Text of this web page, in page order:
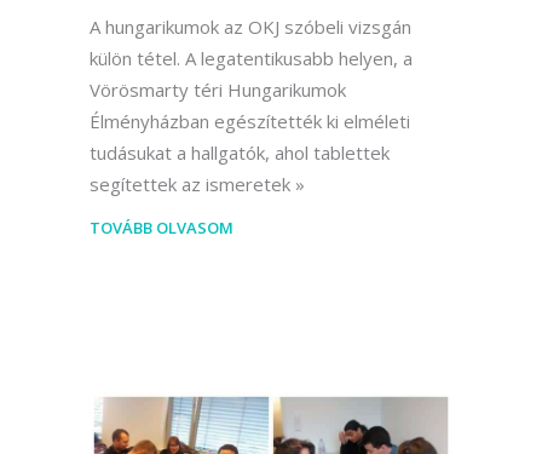
A hungarikumok az OKJ szóbeli vizsgán
külön tétel. A legatentikusabb helyen, a
Vörösmarty téri Hungarikumok
Élményházban egészítették ki elméleti
tudásukat a hallgatók, ahol tablettek
segítettek az ismeretek
TOVÁBB OLVASOM